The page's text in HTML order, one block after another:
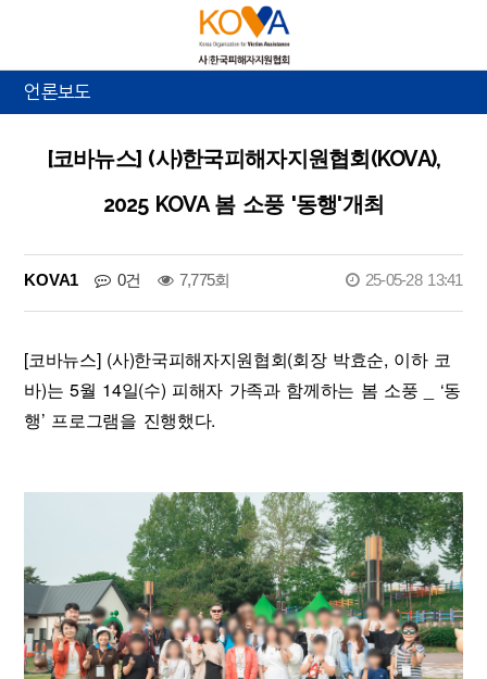
언론보도
[코바뉴스] (사)한국피해자지원협회(KOVA),
2025 KOVA 봄 소풍 '동행'개최
KOVA1 0건 7,775회 25-05-28 13:41
[코바뉴스] (사)한국피해자지원협회(회장 박효순, 이하 코
바)는 5월 14일(수) 피해자 가족과 함께하는 봄 소풍 _ ‘동
행’ 프로그램을 진행했다.